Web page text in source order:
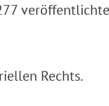
Rechts.